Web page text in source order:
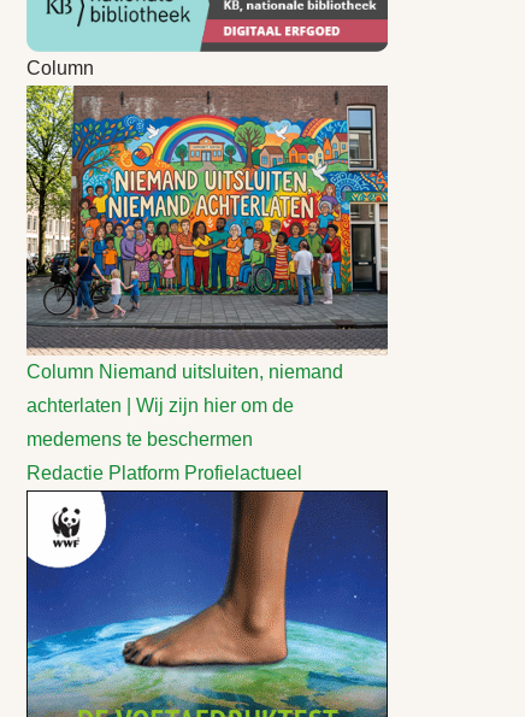
Column
Column Niemand uitsluiten, niemand
achterlaten | Wij zijn hier om de
medemens te beschermen
Redactie Platform Profielactueel